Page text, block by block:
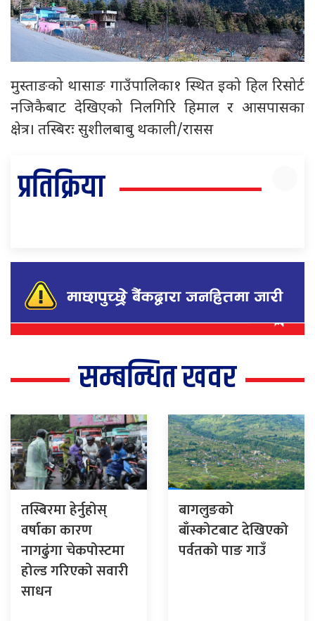
मुस्ताङको थासाङ गाउँपालिका१ स्थित इको हिल रिसोर्ट
नजिकैबाट देखिएको निलगिरि हिमाल र आसपासका
क्षेत्र। तस्बिरः सुशीलबाबु थकाली/रासस
प्रतिक्रिया
सम्बन्धित खवर
तस्बिरमा हेर्नुहोस्
वर्षाका कारण
नागढुंगा चेकपोस्टमा
होल्ड गरिएको सवारी
साधन
बागलुङको
बाँस्कोटबाट देखिएको
पर्वतको पाङ गाउँ